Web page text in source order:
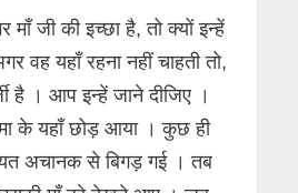
माँ जी की इच्छा है, तो क्यों इन्हें
वह यहाँ रहना नहीं चाहती तो,
है । आप इन्हें जाने दीजिए ।
के यहाँ छोड़ आया । कुछ ही
अचानक से बिगड़ गई । तब